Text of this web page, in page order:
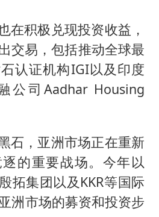
在积极兑现投资收益，
交易，包括推动全球最
认证机构IGI以及印度
公司Aadhar Housing
石，亚洲市场正在重新
的重要战场。今年以
拓集团以及KKR等国际
洲市场的募资和投资步